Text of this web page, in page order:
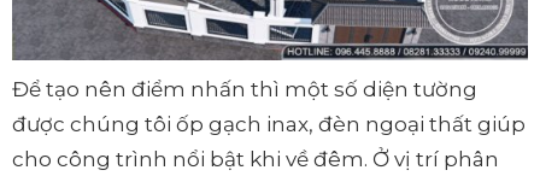
Để tạo nên điểm nhấn thì một số diện tường
được chúng tôi ốp gạch inax, đèn ngoại thất giúp
cho công trình nổi bật khi về đêm. Ở vị trí phân